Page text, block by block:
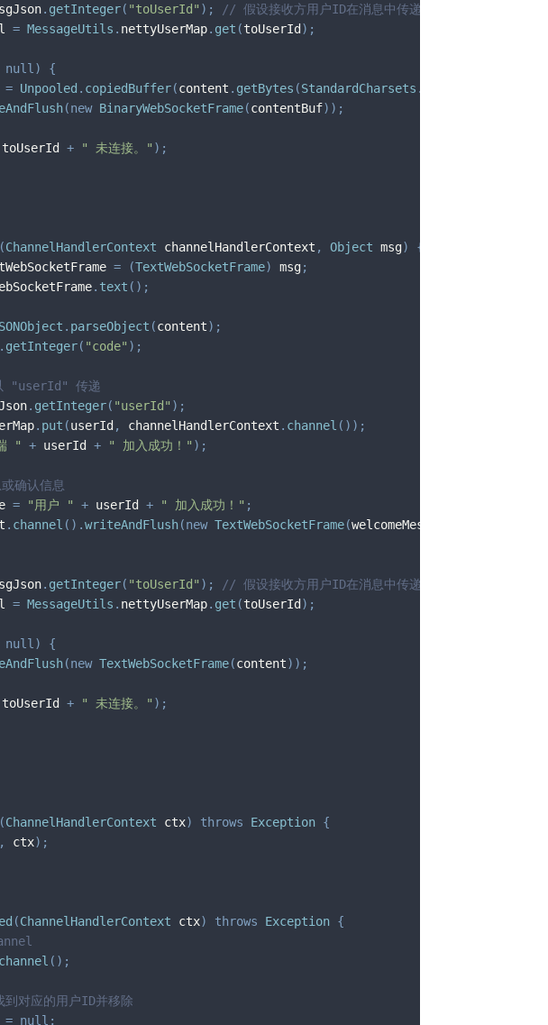
. getInteger( "toUserId" ) ;
// 假设接收方用户ID在消息中传递
= MessageUtils . nettyUserMap. get (toUserId ) ;
null )
{
= Unpooled . copiedBuffer(content . getBytes (StandardCharsets .
(new BinaryWebSocketFrame(contentBuf) ) ;
toUserId + " 未连接。" ) ;
(ChannelHandlerContext channelHandlerContext , Object msg)
{
= (TextWebSocketFrame) msg;
. text ( ) ;
. parseObject (content) ;
. getInteger( "code" ) ;
"userId" 传递
. getInteger( "userId" ) ;
. put (userId , channelHandlerContext . channel ( ) ) ;
" + userId + " 加入成功！" ) ;
确认信息
= "用户 " + userId + " 加入成功！" ;
. channel ( ) .writeAndFlush(new TextWebSocketFrame(welcomeMessage
. getInteger( "toUserId" ) ;
// 假设接收方用户ID在消息中传递
= MessageUtils . nettyUserMap. get (toUserId ) ;
null )
{
(new TextWebSocketFrame(content) ) ;
toUserId + " 未连接。" ) ;
(ChannelHandlerContext ctx) throws Exception {
, ctx) ;
(ChannelHandlerContext ctx) throws Exception {
channel ( ) ;
对应的用户ID并移除
= null ;